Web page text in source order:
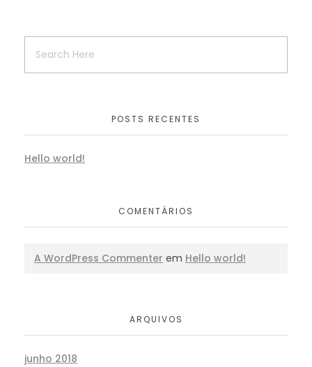
POSTS RECENTES
Hello world!
COMENTÁRIOS
A WordPress Commenter em Hello world!
ARQUIVOS
junho 2018